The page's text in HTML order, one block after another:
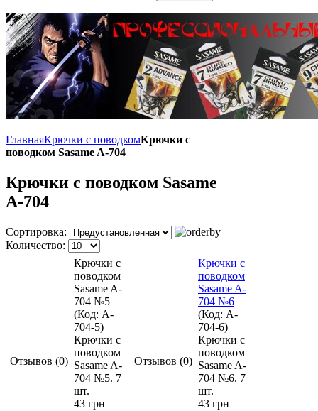
ГлавнаяКрючки с поводкомКрючки с
поводком Sasame A-704
Крючки с поводком Sasame
A-704
Сортировка:
Количество:
Отзывов (0)
Крючки с
поводком
Sasame A-
704 №5
(Код: A-
704-5)
Крючки с
поводком
Sasame A-
704 №5. 7
шт.
43 грн
Отзывов (0)
Крючки с
поводком
Sasame A-
704 №6
(Код: A-
704-6)
Крючки с
поводком
Sasame A-
704 №6. 7
шт.
43 грн